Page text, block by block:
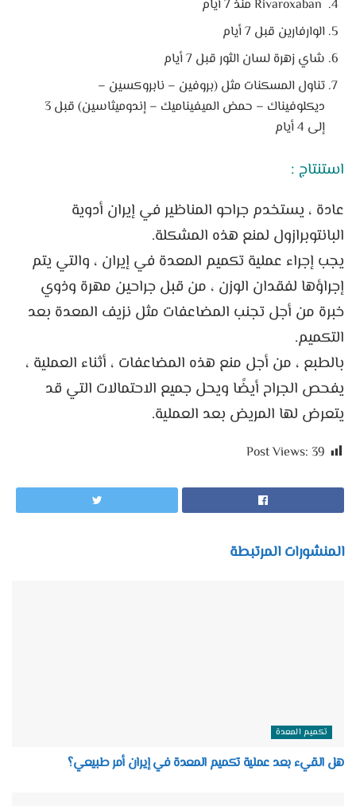
الوارفارين قبل 7 أيام
شاي زهرة لسان الثور قبل 7 أيام
تناول المسكنات مثل (بروفين – نابروكسين –
ديكلوفيناك – حمض الميفيناميك – إندوميثاسين) قبل 3
إلى 4 أيام
استنتاج :
عادة ، يستخدم جراحو المناظير في إيران أدوية
البانتوبرازول لمنع هذه المشكلة.
يجب إجراء عملية تكميم المعدة في إيران ، والتي يتم
إجراؤها لفقدان الوزن ، من قبل جراحين مهرة وذوي
خبرة من أجل تجنب المضاعفات مثل نزيف المعدة بعد
التكميم.
بالطبع ، من أجل منع هذه المضاعفات ، أثناء العملية ،
يفحص الجراح أيضًا ويحل جميع الاحتمالات التي قد
يتعرض لها المريض بعد العملية.
Post Views: 39
المنشورات المرتبطة
تكميم المعدة
هل القيء بعد عملية تكميم المعدة في إيران أمر طبيعي؟